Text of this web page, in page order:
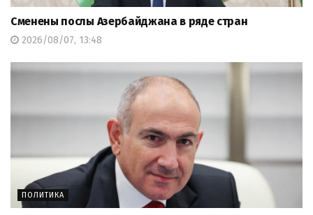
Сменены послы Азербайджана в ряде стран
2026/08/07, 13:48
ПОЛИТИКА